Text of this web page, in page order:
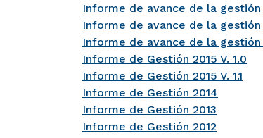
Informe de avance de la
Informe de avance de la
Informe de avance de la
Informe de Gestión 2015 V. 1.0
Informe de Gestión 2015 V. 1.1
Informe de Gestión 2014
Informe de Gestión 2013
Informe de Gestión 2012